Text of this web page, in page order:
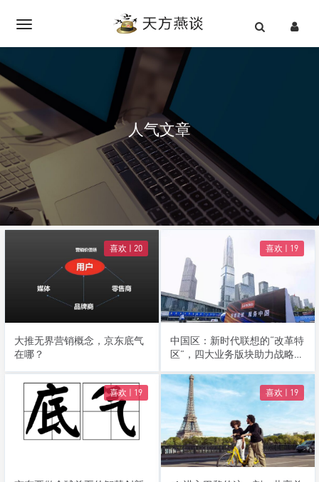
人气文章
喜欢 | 20
大推无界营销概念，京东底气
在哪？
喜欢 | 19
中国区：新时代联想的“改革特
区”，四大业务版块助力战略螺
喜欢 | 19 喜欢 | 19